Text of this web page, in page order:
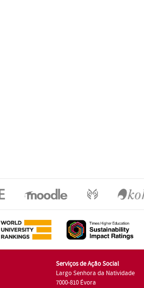
Serviços de Ação Social
Largo Senhora da Natividade
7000-810 Évora